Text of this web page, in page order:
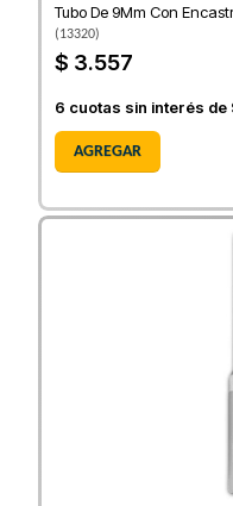
Tubo De 9Mm Con
(13320)
$ 3.557
6 cuotas sin interés de
AGREGAR